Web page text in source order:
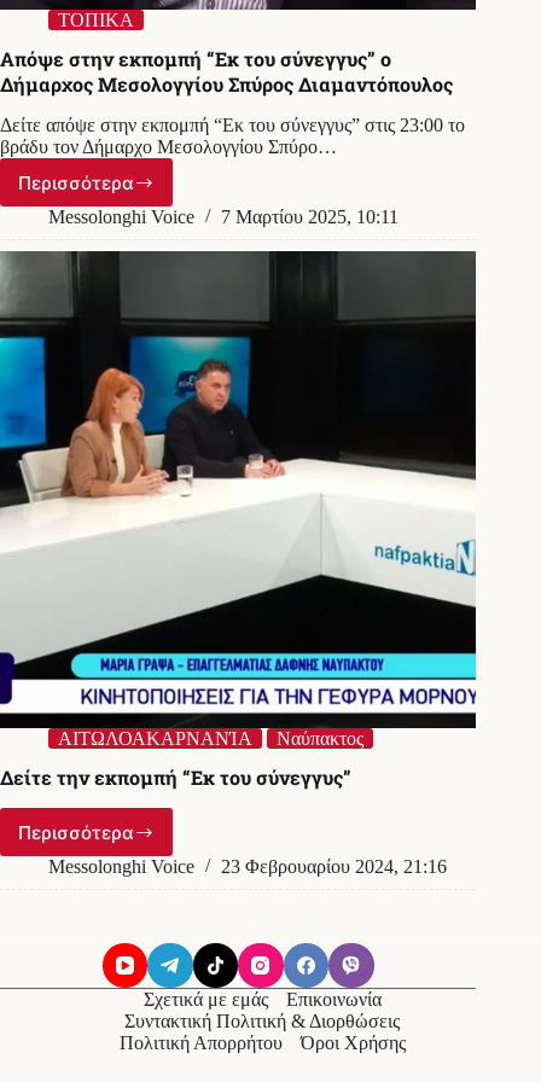
ΤΟΠΙΚΑ
Απόψε στην εκπομπή “Εκ του σύνεγγυς” ο
Δήμαρχος Μεσολογγίου Σπύρος Διαμαντόπουλος
Δείτε απόψε στην εκπομπή “Εκ του σύνεγγυς” στις 23:00 το
βράδυ τον Δήμαρχο Μεσολογγίου Σπύρο…
Περισσότερα
Απόψε
στην
Δήμαρχος
Μεσολογγίου
Σπύρος
Διαμαντόπουλος
Messolonghi Voice 7 Μαρτίου 2025, 10:11
ΑΙΤΩΛΟΑΚΑΡΝΑΝΊΑ Ναύπακτος
Δείτε την εκπομπή “Εκ του σύνεγγυς”
Περισσότερα
Δείτε
την
σύνεγγυς”
Messolonghi Voice 23 Φεβρουαρίου 2024, 21:16
Σχετικά με εμάς
Επικοινωνία
Συντακτική Πολιτική & Διορθώσεις
Πολιτική Απορρήτου
Όροι Χρήσης